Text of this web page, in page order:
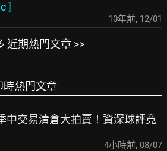
]
10年前, 12/01
近期熱門文章 >>
時熱門文章
中交易清倉大拍賣！資深球評竟
4小時前, 08/07